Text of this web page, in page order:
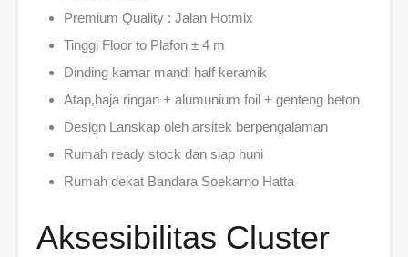
Premium Quality : Jalan Hotmix
Tinggi Floor to Plafon ± 4 m
Dinding kamar mandi half keramik
Atap,baja ringan + alumunium foil + genteng beton
Design Lanskap oleh arsitek berpengalaman
Rumah ready stock dan siap huni
Rumah dekat Bandara Soekarno Hatta
Aksesibilitas Cluster